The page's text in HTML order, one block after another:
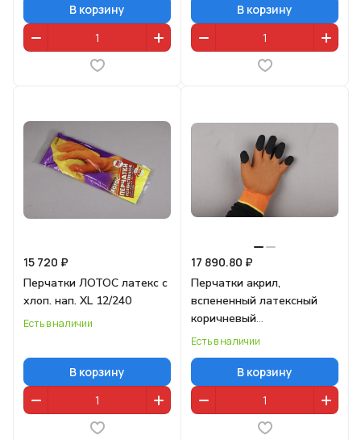
В корзину В корзину
15 720 ₽
Перчатки ЛОТОС латекс с
хлоп. нап. XL 12/240
Есть в наличии
В корзину
17 890.80 ₽
Перчатки акрил,
вспененный латексный
коричневый
облив,ЧЕРНЫЙ ПАЛЕЦ
10/480
Есть в наличии
В корзину